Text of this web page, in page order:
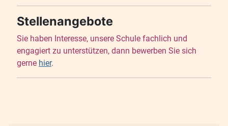
Stellenangebote
Sie haben Interesse, unsere Schule fachlich und
engagiert zu unterstützen, dann bewerben Sie sich
gerne hier.